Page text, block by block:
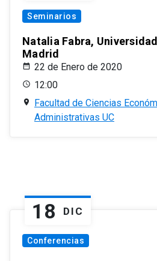
Seminarios
Natalia Fabra,
Madrid
22 de Enero de 2020
12:00
Facultad de Ciencias
Administrativas UC
18 DIC
Conferencias